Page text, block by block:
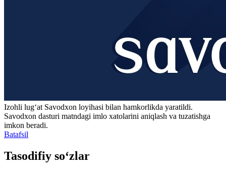
Izohli lugʻat Savodxon loyihasi bilan hamkorlikda yaratildi.
Savodxon dasturi matndagi imlo xatolarini aniqlash va tuzatishga
imkon beradi.
Batafsil
Tasodifiy so‘zlar